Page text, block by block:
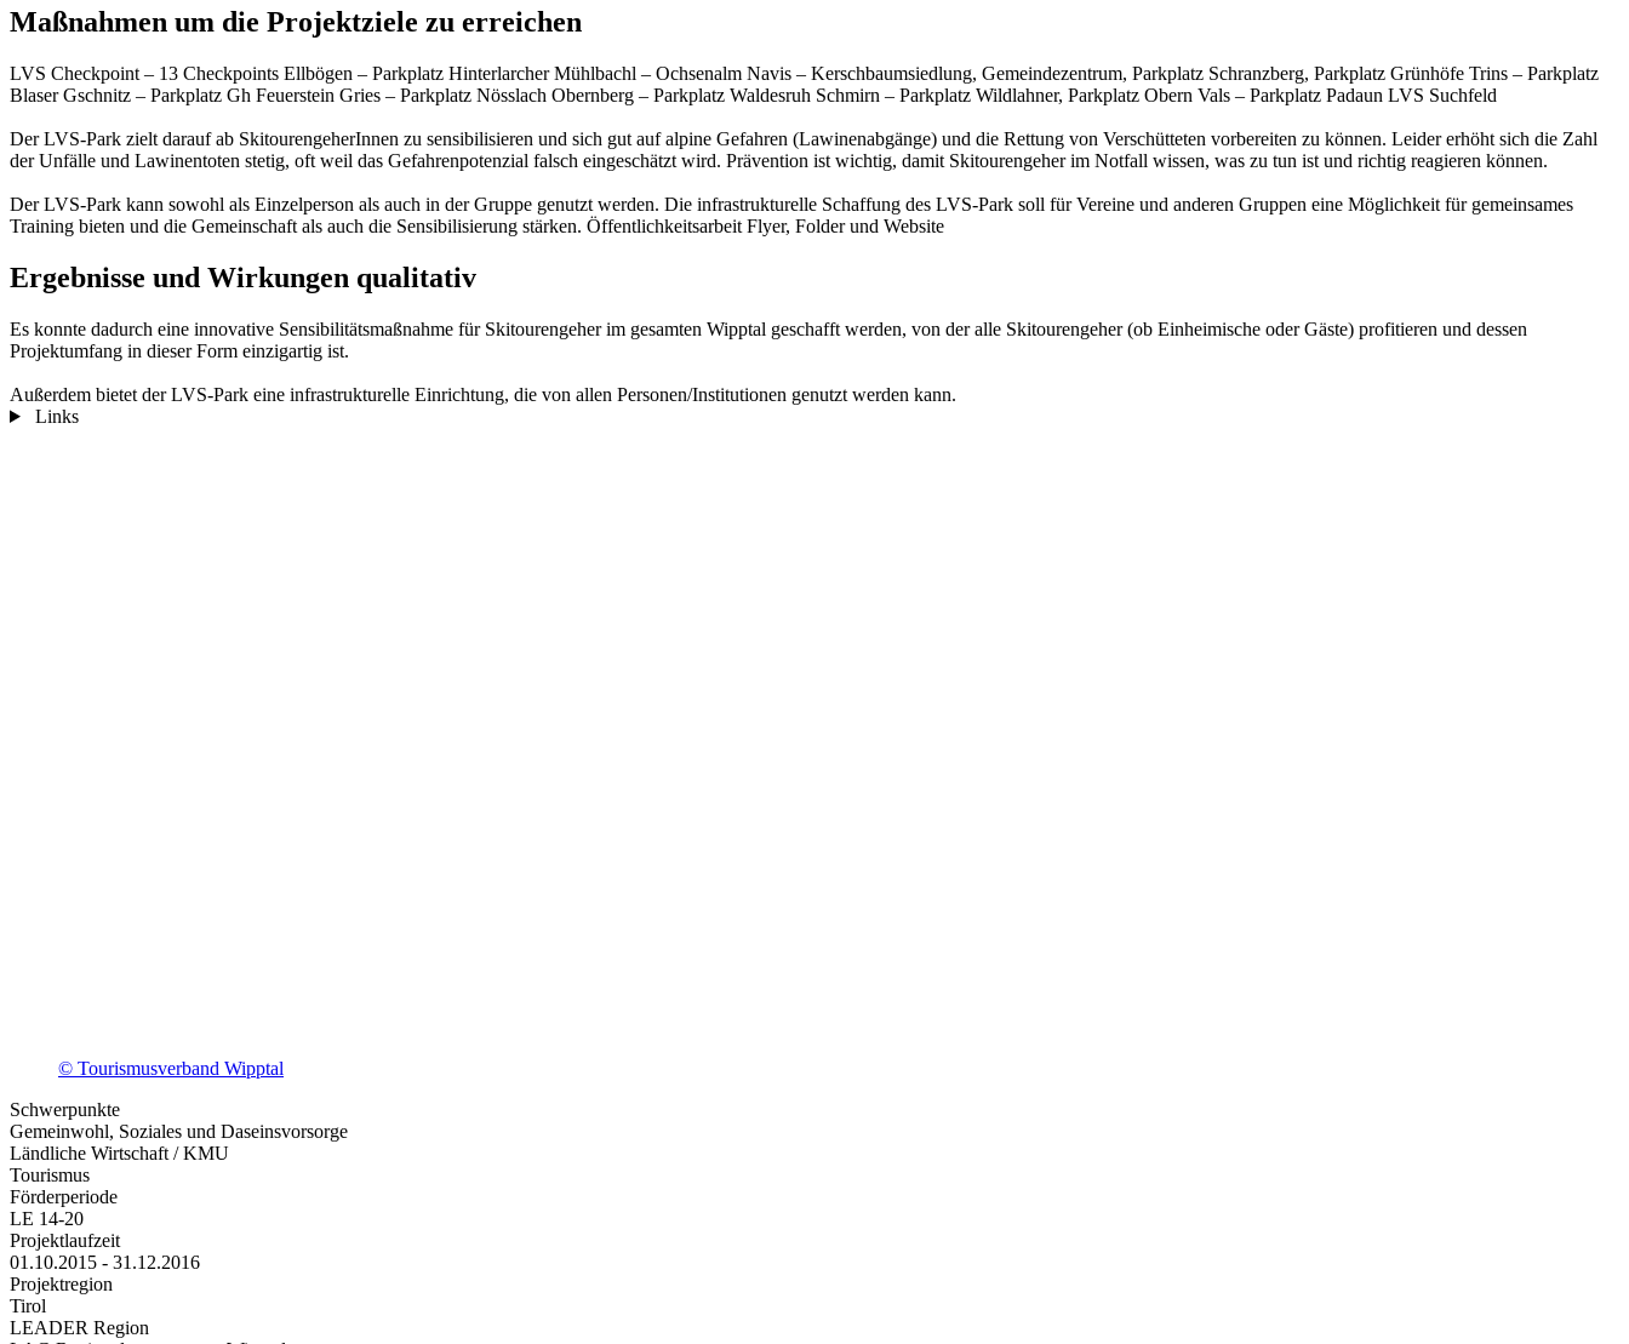
Maßnahmen um die Projektziele zu erreichen
LVS Checkpoint – 13 Checkpoints Ellbögen – Parkplatz Hinterlarcher Mühlbachl – Ochsenalm Navis – Kerschbaumsiedlung, Gemeindezentrum, Parkplatz Schranzberg, Parkplatz Grünhöfe Trins – Parkplatz
Blaser Gschnitz – Parkplatz Gh Feuerstein Gries – Parkplatz Nösslach Obernberg – Parkplatz Waldesruh Schmirn – Parkplatz Wildlahner, Parkplatz Obern Vals – Parkplatz Padaun LVS Suchfeld
Der LVS-Park zielt darauf ab SkitourengeherInnen zu sensibilisieren und sich gut auf alpine Gefahren (Lawinenabgänge) und die Rettung von Verschütteten vorbereiten zu können. Leider erhöht sich die Zahl
der Unfälle und Lawinentoten stetig, oft weil das Gefahrenpotenzial falsch eingeschätzt wird. Prävention ist wichtig, damit Skitourengeher im Notfall wissen, was zu tun ist und richtig reagieren können.
Der LVS-Park kann sowohl als Einzelperson als auch in der Gruppe genutzt werden. Die infrastrukturelle Schaffung des LVS-Park soll für Vereine und anderen Gruppen eine Möglichkeit für gemeinsames
Training bieten und die Gemeinschaft als auch die Sensibilisierung stärken. Öffentlichkeitsarbeit Flyer, Folder und Website
Ergebnisse und Wirkungen qualitativ
Es konnte dadurch eine innovative Sensibilitätsmaßnahme für Skitourengeher im gesamten Wipptal geschafft werden, von der alle Skitourengeher (ob Einheimische oder Gäste) profitieren und dessen
Projektumfang in dieser Form einzigartig ist.
Außerdem bietet der LVS-Park eine infrastrukturelle Einrichtung, die von allen Personen/Institutionen genutzt werden kann.
Links
© Tourismusverband Wipptal
Schwerpunkte
Gemeinwohl, Soziales und Daseinsvorsorge
Ländliche Wirtschaft / KMU
Tourismus
Förderperiode
LE 14-20
Projektlaufzeit
01.10.2015 - 31.12.2016
Projektregion
Tirol
LEADER Region